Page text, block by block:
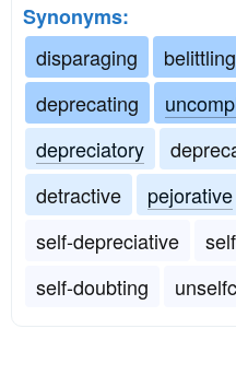
Synonyms:
disparaging
belittling
deprecating
depreciatory
detractive
pejorative
self-depreciative
self-doubting